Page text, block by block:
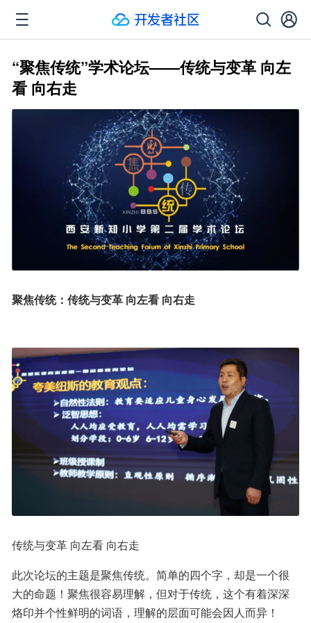
“聚焦传统”学术论坛——传统与变革 向左
看 向右走
聚焦传统：传统与变革 向左看 向右走
传统与变革 向左看 向右走
此次论坛的主题是聚焦传统。简单的四个字，却是一个很
大的命题！聚焦很容易理解，但对于传统，这个有着深深
烙印并个性鲜明的词语，理解的层面可能会因人而异！